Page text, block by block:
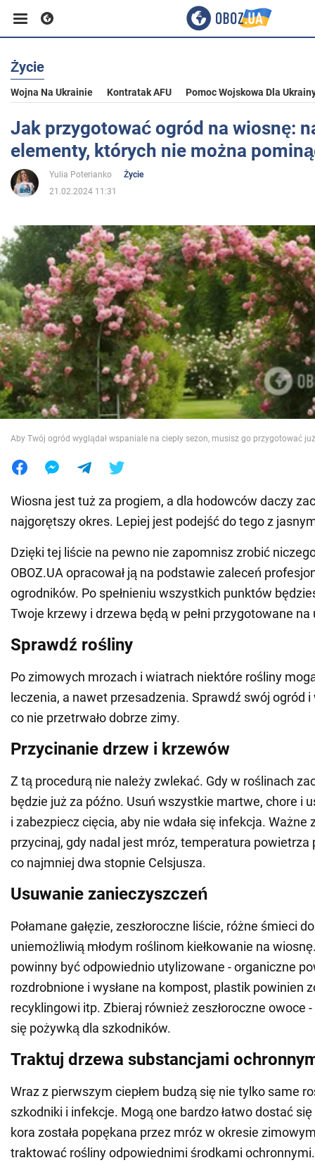
Biznes
Sport
Rozrywka
Polityka
Społeczeństwo
Wojna na Ukrainie
Świat
Jedzenie
Życie
Wojna Na Ukrainie Kontratak AFU Pomoc Wojskowa Dla
Jak przygotować ogród na wiosnę:
elementy, których nie można
Yulia Poterianko
Życie
21.02.2024 11:31
Aby Twój ogród wyglądał wspaniale na ciepły sezon, musisz go przygotować
Wiosna jest tuż za progiem, a dla hodowców daczy
najgorętszy okres. Lepiej jest podejść do tego z
Dzięki tej liście na pewno nie zapomnisz zrobić
OBOZ.UA opracował ją na podstawie zaleceń
ogrodników. Po spełnieniu wszystkich punktów
Twoje krzewy i drzewa będą w pełni przygotowane na
Sprawdź rośliny
Po zimowych mrozach i wiatrach niektóre rośliny
leczenia, a nawet przesadzenia. Sprawdź swój ogród
co nie przetrwało dobrze zimy.
Przycinanie drzew i krzewów
Z tą procedurą nie należy zwlekać. Gdy w roślinach
będzie już za późno. Usuń wszystkie martwe, chore i
i zabezpiecz cięcia, aby nie wdała się infekcja. Ważne
przycinaj, gdy nadal jest mróz, temperatura powietrza
co najmniej dwa stopnie Celsjusza.
Usuwanie zanieczyszczeń
Połamane gałęzie, zeszłoroczne liście, różne śmieci
uniemożliwią młodym roślinom kiełkowanie na
powinny być odpowiednio utylizowane - organiczne
rozdrobnione i wysłane na kompost, plastik powinien
recyklingowi itp. Zbieraj również zeszłoroczne owoce
się pożywką dla szkodników.
Traktuj drzewa substancjami
Wraz z pierwszym ciepłem budzą się nie tylko same
szkodniki i infekcje. Mogą one bardzo łatwo dostać
kora została popękana przez mróz w okresie
traktować rośliny odpowiednimi środkami ochronnymi.